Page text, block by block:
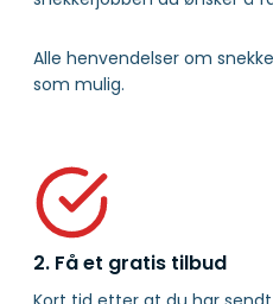
Alle henvendelser om
som mulig.
2. Få et gratis tilbud